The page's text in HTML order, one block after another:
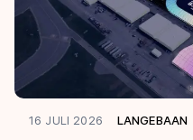
16 JULI 2026 LANGEBAAN